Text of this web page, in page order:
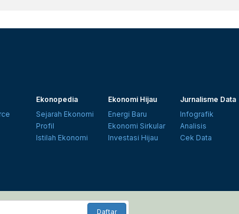
Ekonopedia
Sejarah Ekonomi
Profil
Istilah Ekonomi
Ekonomi Hijau
Energi Baru
Ekonomi Sirkular
Investasi Hijau
Jurnalisme Data
Infografik
Analisis
Cek Data
Daftar